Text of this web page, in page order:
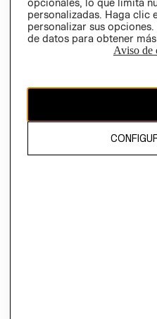
personalizadas. Haga clic
personalizar sus
de datos para obtener
Aviso de